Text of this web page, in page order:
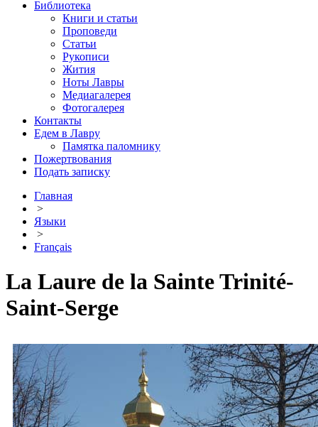
Библиотека
Книги и статьи
Проповеди
Статьи
Рукописи
Жития
Ноты Лавры
Медиагалерея
Фотогалерея
Контакты
Едем в Лавру
Памятка паломнику
Пожертвования
Подать записку
Главная
>
Языки
>
Français
La Laure de la Sainte Trinité-
Saint-Serge